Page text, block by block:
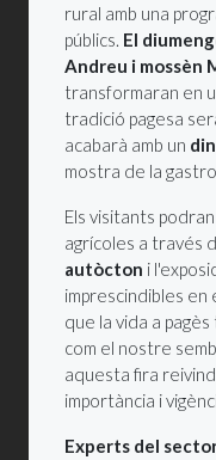
rural amb una
públics. El
Andreu i mossèn
transformaran en
tradició pagesa
acabarà amb un
mostra de la
Els visitants
agrícoles a través
autòcton i
imprescindibles en
que la vida a
com el nostre
aquesta fira
importància i
Experts del